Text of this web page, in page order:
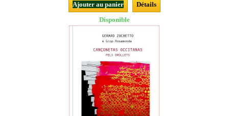
Ajouter au panier
Détails
Disponible